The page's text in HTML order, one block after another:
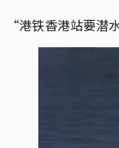
“港铁香港站要潜